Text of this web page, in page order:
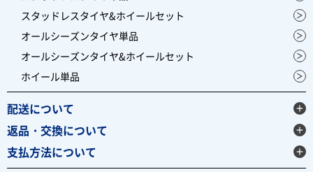
総合評価：150件
DUNLOP
ダンロップ
世界的大手タイヤメーカーDUNLOP（ダンロップ）。 1
909年に日本でゴム製品の製造を開始し、1913年には日
本初となる自動車用タイヤを製造しました。 ハイドロプ
レーニング現象の解明や新技術の開発など、 常に利用者
へ安全を提供するために惜しみない努力を傾注していま
す。
総合評価：
スタッドレスタイヤ&ホイールセット
オールシーズンタイヤ単品
オールシーズンタイヤ&ホイールセット
ホイール単品
配送について
返品・交換について
支払方法について